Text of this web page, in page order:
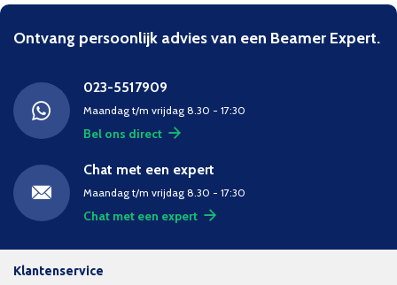
Ontvang persoonlijk advies van een Beamer Expert.
023-5517909
Maandag t/m vrijdag 8.30 - 17:30
Bel ons direct
Chat met een expert
Maandag t/m vrijdag 8.30 - 17:30
Chat met een expert
Klantenservice